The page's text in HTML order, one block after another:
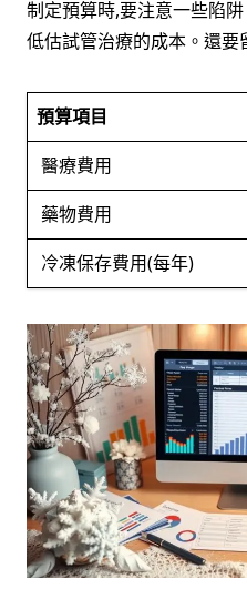
制定預算時,要注意一些陷
低估試管治療的成本。還要
預算項目
醫療費用
藥物費用
冷凍保存費用(每年)